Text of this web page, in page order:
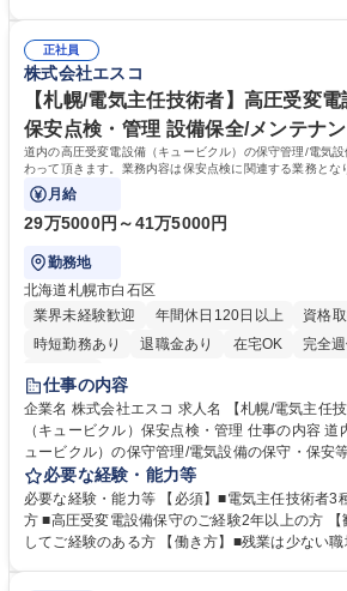
経営企画へのキャリアアップも可能です 募集職種 【東京/新電力企画】未
来の幹部候補/6年連続売上拡大のエネルギー関連
正社員
株式会社エスコ
【札幌/電気主任技術者】高圧受変
保安点検・管理 設備保全/メンテナ
道内の高圧受変電設備（キュービクル）の保守管理/電気
わって頂きます。業務内容は保安点検に関連する業務とな
月給
29万5000円～41万5000円
勤務地
北海道札幌市白石区
業界未経験歓迎
年間休日120日以上
資格
時短勤務あり
退職金あり 在宅OK 完全
服装自由
仕事の内容
企業名 株式会社エスコ 求人名 【札幌/電気主任技術者】高圧受変電設備
（キュービクル）保安点検・管理 仕事の内容 道内の高圧受変電設備（キ
ュービクル）の保守管理/電気設備の保守・保安
す。業務内容は保安点検に関連する業務となります。 高圧受変電設
ュービクル）保安点検として、月次点検、年次
ています。当社はこれらの定期点検の他に24時
つけ、現在の保安点検よりも低価格で安心のメ
必要な経験・能力等
必要な経験・能力等 【必須】■電気主任技術者3
方 ■高圧受変電設備保守のご経験2年以上の方 【歓迎】■保安業務従事者と
してご経験のある方 【働き方】■残業は少ない職場です ■定期点検作業に